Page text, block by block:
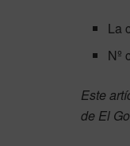
La
Nº
Este
de El